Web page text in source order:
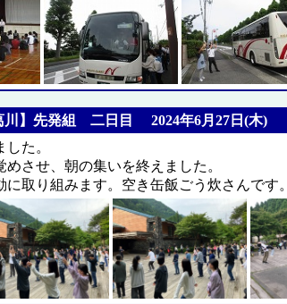
川】先発組 二日目 2024年6月27日(木)
た。
させ、朝の集いを終えました。
取り組みます。空き缶飯ごう炊さんです。